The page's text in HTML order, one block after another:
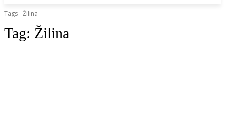
Tags Žilina
Tag: Žilina